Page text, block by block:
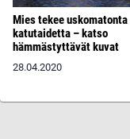
Mies tekee uskomatonta
katutaidetta – katso
hämmästyttävät kuvat
28.04.2020